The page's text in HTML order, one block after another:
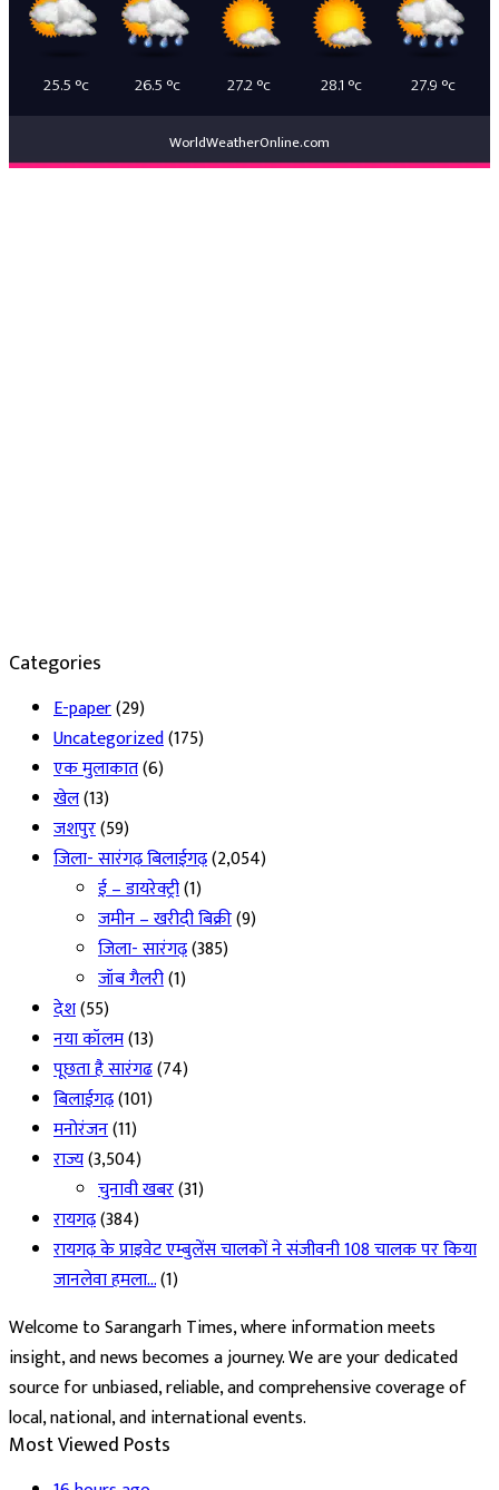
25.5 °c 26.5 °c 27.2°c 28.1 °c 27.9 °c
WorldWeatherOnline.com
Categories
E-paper(29)
Uncategorized(175)
एक मुलाकात(6)
खेल(13)
जशपुर(59)
जिला- सारंगढ़ बिलाईगढ़(2,054)
ई – डायरेक्ट्री(1)
जमीन – खरीदी बिक्री(9)
जिला- सारंगढ़(385)
जॉब गैलरी(1)
देश(55)
नया कॉलम(13)
पूछता है सारंगढ(74)
बिलाईगढ़(101)
मनोरंजन(11)
राज्य(3,504)
चुनावी खबर(31)
रायगढ़(384)
रायगढ़ के प्राइवेट एम्बुलेंस चालकों ने संजीवनी 108 चालक पर किया
जानलेवा हमला…(1)
Welcome to Sarangarh Times, where information meets
insight, and news becomes a journey. We are your dedicated
source for unbiased, reliable, and comprehensive coverage of
local, national, and international events.
Most Viewed Posts